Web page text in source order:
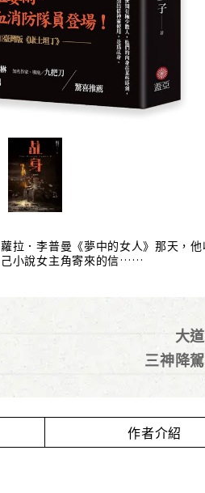
蘿拉．李普曼《夢中的女人》那天，他
己小說女主角寄來的信……
大
三神降
作者介紹